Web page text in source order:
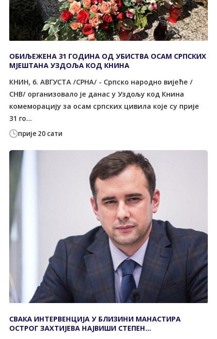
прије 20 сати
ОБИЉЕЖЕНА 31 ГОДИНА ОД УБИСТВА ОСАМ СРПСКИХ
МЈЕШТАНА УЗДОЉА КОД КНИНА
КНИН, 6. АВГУСТА /СРНА/ - Српско народно вијеће /
СНВ/ организовало је данас у Уздољу код Книна
комеморацију за осам српских цивила које су прије
31 го...
СВАКА ИНТЕРВЕНЦИЈА У БЛИЗИНИ МАНАСТИРА
ОСТРОГ ЗАХТИЈЕВА НАЈВИШИ СТЕПЕН